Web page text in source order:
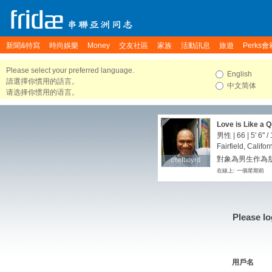
新聞&特寫 時尚娛樂 Money 交友社區 家族 活動訊息 旅遊 Perks會
Please select your preferred language.
請選擇你慣用的語言。
请选择你惯用的语言。
English
中文简体
chefboyrd
chefboyrd
Love is Like a
time, Sewn by
Just as I Am!!
男性 | 66 | 5' 6" /
Fairfield,
對象為男生作為
在線上: 一個星期前
Please
用戶名